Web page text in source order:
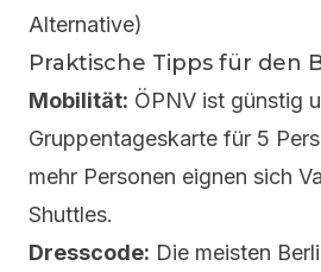
Alternative)
Praktische Tipps für den
Mobilität: ÖPNV ist günstig
Gruppentageskarte für 5
mehr Personen eignen sich
Shuttles.
Dresscode: Die meisten